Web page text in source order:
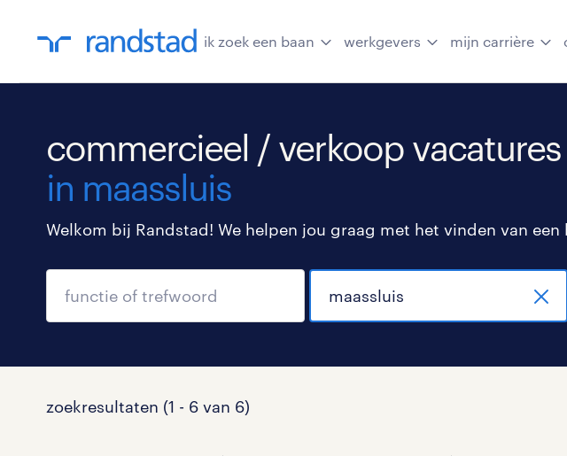
ik zoek een baan werkgevers mijn carrière
commercieel / verkoop vacatures
in maassluis
Welkom bij Randstad! We helpen jou graag met het vinden van
zoekresultaten (1 - 6 van 6)